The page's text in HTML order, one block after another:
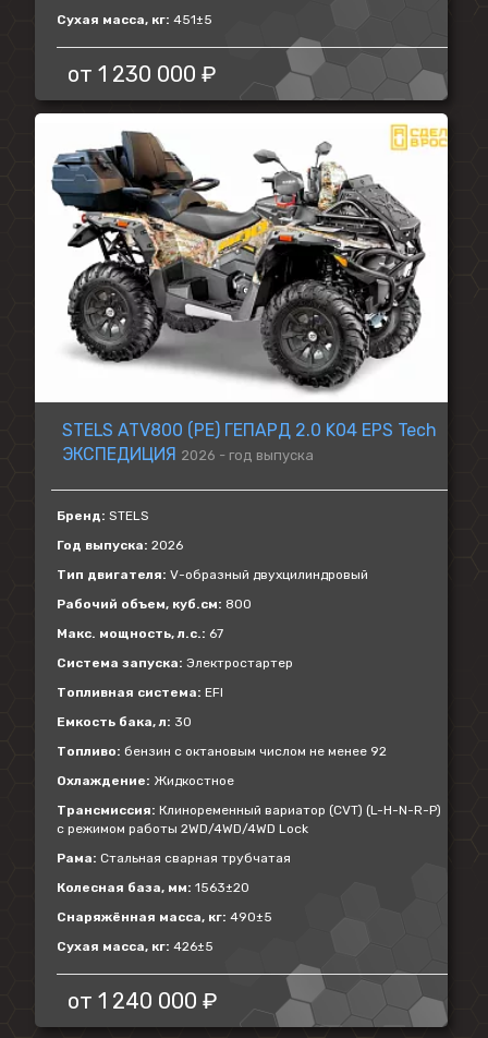
Сухая масса, кг: 451±5
от 1 230 000 ₽
STELS ATV800 (PE) ГЕПАРД 2.0 K04 EPS Tech
ЭКСПЕДИЦИЯ 2026 - год выпуска
Бренд: STELS
Год выпуска: 2026
Тип двигателя: V-образный двухцилиндровый
Рабочий объем, куб.см: 800
Макс. мощность, л.с.: 67
Система запуска: Электростартер
Топливная система: EFI
Емкость бака, л: 30
Топливо: бензин с октановым числом не менее 92
Охлаждение: Жидкостное
Трансмиссия: Клиноременный вариатор (CVT) (L-H-N-R-P)
с режимом работы 2WD/4WD/4WD Lock
Рама: Стальная сварная трубчатая
Колесная база, мм: 1563±20
Снаряжённая масса, кг: 490±5
Сухая масса, кг: 426±5
от 1 240 000 ₽